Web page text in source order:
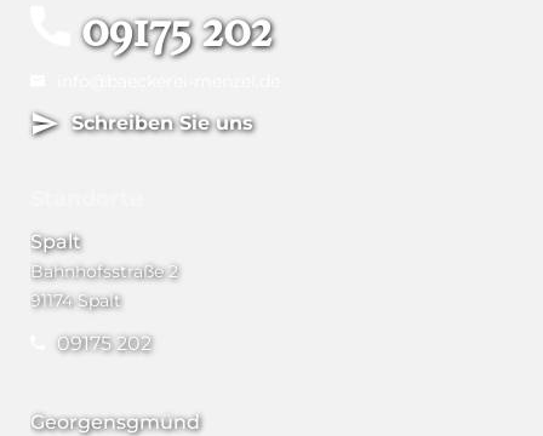
09175 202
Schreiben Sie uns
Spalt
Bahnhofsstraße 2
91174 Spalt
09175 202
Georgensgmünd